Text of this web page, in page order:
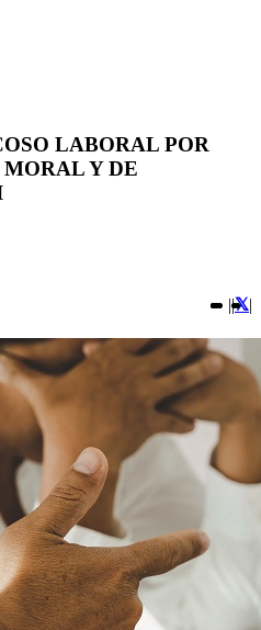
LABORAL POR
Y DE
|| |